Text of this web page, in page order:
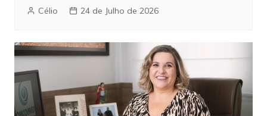
Célio 24 de Julho de 2026